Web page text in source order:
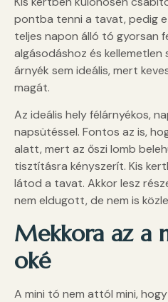
pontba tenni a tavat, pedig
teljes napon álló tó gyorsan
algásodáshoz és
árnyék sem ideális, mert
magát.
Az ideális hely félárnyékos,
napsütéssel. Fontos az is,
alatt, mert az őszi lomb
tisztításra kényszerít. Kis
látod a tavat. Akkor lesz
nem eldugott, de nem is
Mekkora az a
oké
A mini tó nem attól mini,